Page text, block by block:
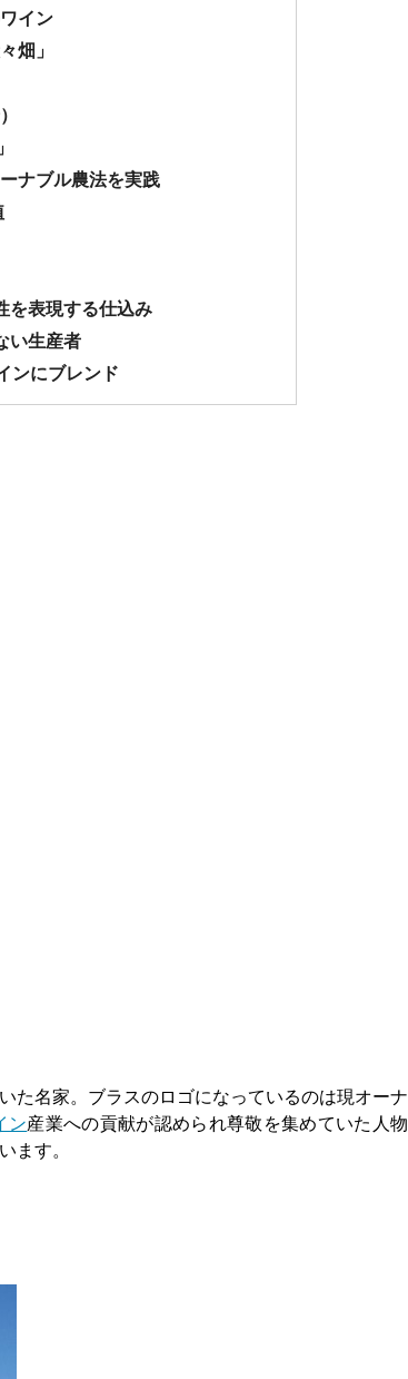
イン
畑」
ナブル農法を実践
を表現する仕込み
い生産者
ンにブレンド
た名家。ブラスのロゴになっているのは現オーナ
ン産業への貢献が認められ尊敬を集めていた人物
ます。